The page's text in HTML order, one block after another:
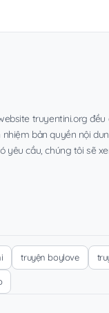
truyentini.org
bản quyền nội
yêu cầu, chúng tôi sẽ
truyện boylove